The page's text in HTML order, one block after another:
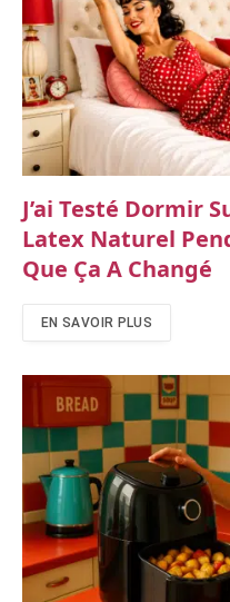
J’ai Testé Dormir
Latex Naturel
Que Ça A Changé
EN SAVOIR PLUS